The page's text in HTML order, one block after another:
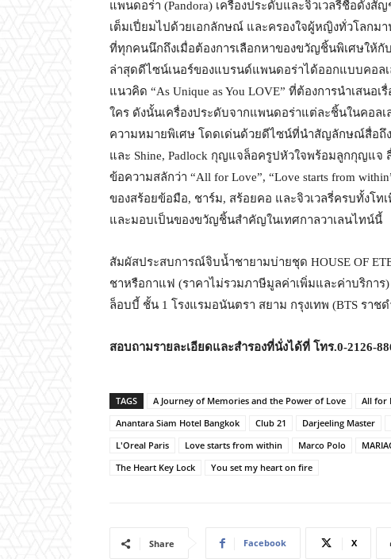
แพนดอร่า (Pandora) เครื่องประดับและจิวเวลรี่ชื่อดัง
เต็มเปี่ยมไปด้วยเอกลักษณ์ และครองใจผู้หญิงทั่วโลกม
ที่ทุกคนนึกถึงเมื่อต้องการเลือกหาของขวัญชิ้นพิเศษให้กั
ล่าสุดดีไซน์เนอร์ของแบรนด์แพนดอร่าได้ออกแบบคอล
แนวคิด “As Unique as You LOVE” ที่ต้องการนำเสน
ใคร ดังนั้นเครื่องประดับจากแพนดอร่าแต่ละชิ้นในคอ
ความหมายพิเศษ โดดเด่นด้วยดีไซน์ที่นำสัญลักษณ์สื่อถึง
และ Shine, Padlock กุญแจล็อครูปหัวใจพร้อมลูกกุญแ
ข้อความสลักว่า “All for Love”, “Love starts from
ของสร้อยข้อมือ, ชาร์ม, สร้อยคอ และจิวเวลรี่ครบทั้งโ
และมอบเป็นของขวัญชิ้นสำคัญในเทศกาลวาเลนไทน์นี้
สัมผัสประสบการณ์จิบน้ำชายามบ่ายชุด HOUSE OF
ชาหรือกาแฟ (ราคาไม่รวมภาษีมูลค่าเพิ่มและค่าบริการ)
ล็อบบี้ ชั้น 1 โรงแรมอนันตรา สยาม กรุงเทพ (BTS ราชด
สอบถามรายละเอียดและสำรองที่นั่งได้ที่ โทร.0-2126-
TAGS A Journey of Memories and the Power of Love All for
Anantara Siam Hotel Bangkok
Club 21 Darjeeling Master
L'Oreal Paris
Love starts from within Marco Polo
The Heart Key Lock
You set my heart on fire
Share Facebook X